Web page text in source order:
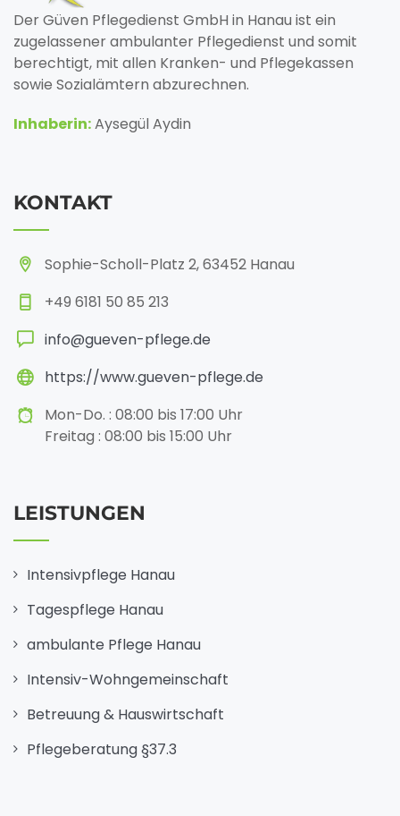
Der Güven Pflegedienst GmbH in Hanau ist ein
zugelassener ambulanter Pflegedienst und somit
berechtigt, mit allen Kranken- und Pflegekassen
sowie Sozialämtern abzurechnen.
Inhaberin:Aysegül Aydin
KONTAKT
Sophie-Scholl-Platz 2, 63452 Hanau
+49 6181 50 85 213
info@gueven-pflege.de
https://www.gueven-pflege.de
Mon-Do. : 08:00 bis 17:00 Uhr
Freitag : 08:00 bis 15:00 Uhr
LEISTUNGEN
Intensivpflege Hanau
Tagespflege Hanau
ambulante Pflege Hanau
Intensiv-Wohngemeinschaft
Betreuung & Hauswirtschaft
Pflegeberatung §37.3